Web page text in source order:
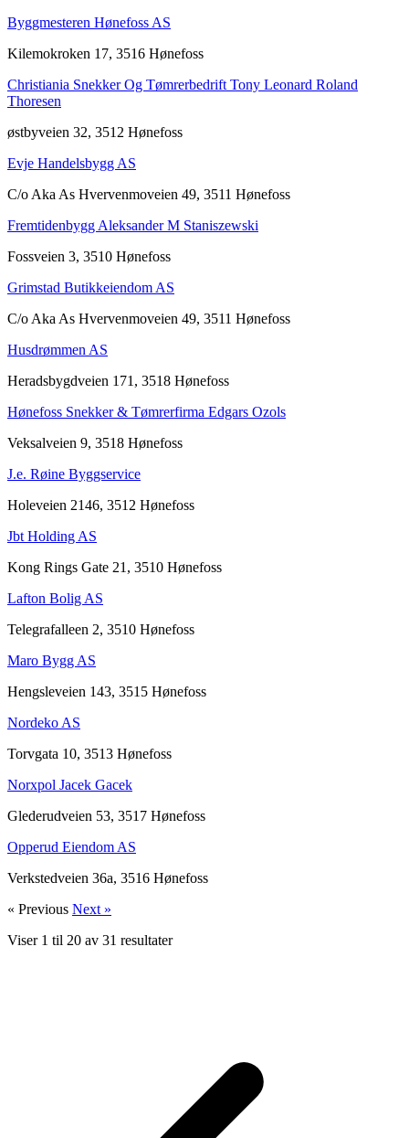
Byggmesteren Hønefoss AS
Kilemokroken 17, 3516 Hønefoss
Christiania Snekker Og Tømrerbedrift Tony Leonard Roland
Thoresen
østbyveien 32, 3512 Hønefoss
Evje Handelsbygg AS
C/o Aka As Hvervenmoveien 49, 3511 Hønefoss
Fremtidenbygg Aleksander M Staniszewski
Fossveien 3, 3510 Hønefoss
Grimstad Butikkeiendom AS
C/o Aka As Hvervenmoveien 49, 3511 Hønefoss
Husdrømmen AS
Heradsbygdveien 171, 3518 Hønefoss
Hønefoss Snekker & Tømrerfirma Edgars Ozols
Veksalveien 9, 3518 Hønefoss
J.e. Røine Byggservice
Holeveien 2146, 3512 Hønefoss
Jbt Holding AS
Kong Rings Gate 21, 3510 Hønefoss
Lafton Bolig AS
Telegrafalleen 2, 3510 Hønefoss
Maro Bygg AS
Hengsleveien 143, 3515 Hønefoss
Nordeko AS
Torvgata 10, 3513 Hønefoss
Norxpol Jacek Gacek
Glederudveien 53, 3517 Hønefoss
Opperud Eiendom AS
Verkstedveien 36a, 3516 Hønefoss
« Previous Next »
Viser 1 til 20 av 31 resultater